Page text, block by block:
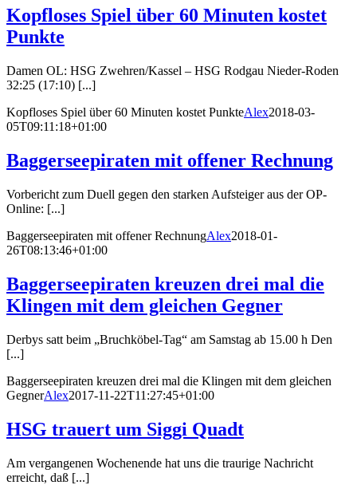
Kopfloses Spiel über 60 Minuten kostet
Punkte
Damen OL: HSG Zwehren/Kassel – HSG Rodgau Nieder-Roden
32:25 (17:10) [...]
Kopfloses Spiel über 60 Minuten kostet PunkteAlex2018-03-
05T09:11:18+01:00
Baggerseepiraten mit offener Rechnung
Vorbericht zum Duell gegen den starken Aufsteiger aus der OP-
Online: [...]
Baggerseepiraten mit offener RechnungAlex2018-01-
26T08:13:46+01:00
Baggerseepiraten kreuzen drei mal die
Klingen mit dem gleichen Gegner
Derbys satt beim „Bruchköbel-Tag“ am Samstag ab 15.00 h Den
[...]
Baggerseepiraten kreuzen drei mal die Klingen mit dem gleichen
GegnerAlex2017-11-22T11:27:45+01:00
HSG trauert um Siggi Quadt
Am vergangenen Wochenende hat uns die traurige Nachricht
erreicht, daß [...]